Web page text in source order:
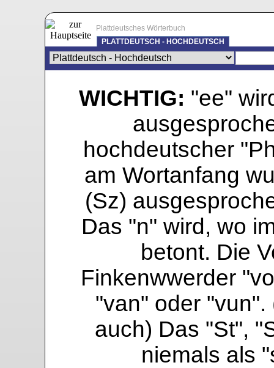
Plattdeutsches Wörterbuch
PLATTDEUTSCH - HOCHDEUTSCH
WICHTIG: "ee"
hochdeutscher
am Wortanfang
(Sz)
Das "n" wird, wo
betont. Die
Finkenwwerder
"van" oder "vun".
auch) Das "St",
niemals als